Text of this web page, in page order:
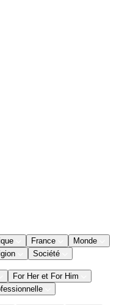
France
Monde
Société
For Her et For Him